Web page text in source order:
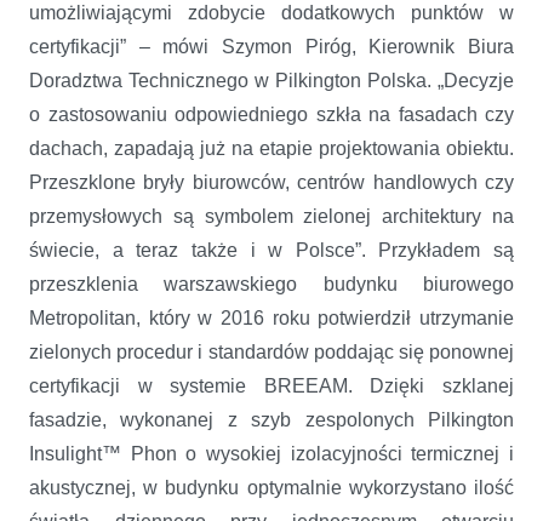
umożliwiającymi zdobycie dodatkowych punktów w
certyfikacji” – mówi Szymon Piróg, Kierownik Biura
Doradztwa Technicznego w Pilkington Polska. „Decyzje
o zastosowaniu odpowiedniego szkła na fasadach czy
dachach, zapadają już na etapie projektowania obiektu.
Przeszklone bryły biurowców, centrów handlowych czy
przemysłowych są symbolem zielonej architektury na
świecie, a teraz także i w Polsce”. Przykładem są
przeszklenia warszawskiego budynku biurowego
Metropolitan, który w 2016 roku potwierdził utrzymanie
zielonych procedur i standardów poddając się ponownej
certyfikacji w systemie BREEAM. Dzięki szklanej
fasadzie, wykonanej z szyb zespolonych Pilkington
Insulight™ Phon o wysokiej izolacyjności termicznej i
akustycznej, w budynku optymalnie wykorzystano ilość